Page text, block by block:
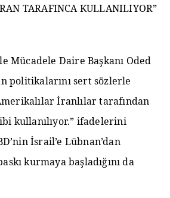
TARAFINCA KULLANILIYOR”
Mücadele Daire Başkanı Oded
politikalarını sert sözlerle
İranlılar tarafından
kullanılıyor.” ifadelerini
İsrail’e Lübnan’dan
kurmaya başladığını da